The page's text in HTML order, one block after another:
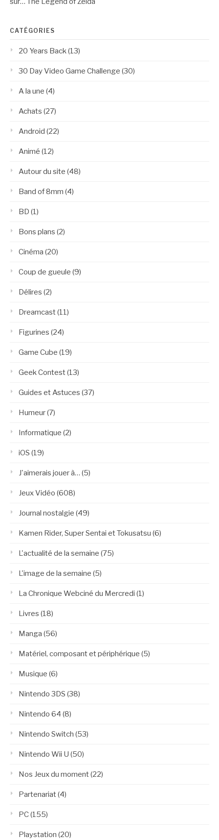
CATÉGORIES
20 Years Back(13)
30 Day Video Game Challenge (30)
A la une (4)
Achats (27)
Android (22)
Animé (12)
Autour du site (48)
Band of 8mm (4)
BD (1)
Bons plans (2)
Cinéma (20)
Coup de gueule (9)
Délires (2)
Dreamcast(11)
Figurines (24)
Game Cube (19)
Geek Contest(13)
Guides et Astuces (37)
Humeur(7)
Informatique (2)
iOS (19)
J'aimerais jouer à… (5)
Jeux Vidéo (608)
Journal nostalgie (49)
Kamen Rider, Super Sentai et Tokusatsu (6)
L'actualité de la semaine (75)
L'image de la semaine (5)
La Chronique Webciné du Mercredi (1)
Livres (18)
Manga (56)
Matériel, composant et périphérique (5)
Musique (6)
Nintendo 3DS (38)
Nintendo 64 (8)
Nintendo Switch (53)
Nintendo Wii U (50)
Nos Jeux du moment(22)
Partenariat(4)
PC(155)
Playstation (20)